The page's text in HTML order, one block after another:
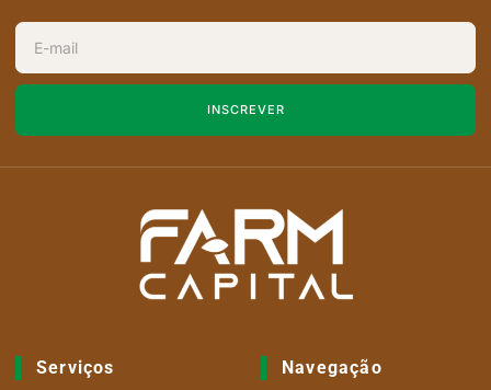
INSCREVER
Serviços Navegação